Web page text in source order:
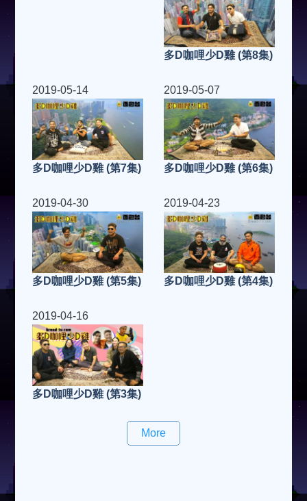
多D咖哩少D雞 (第8集)
2019-05-14
多D咖哩少D雞 (第7集)
2019-05-07
多D咖哩少D雞 (第6集)
2019-04-30
多D咖哩少D雞 (第5集)
2019-04-23
多D咖哩少D雞 (第4集)
2019-04-16
多D咖哩少D雞 (第3集)
More